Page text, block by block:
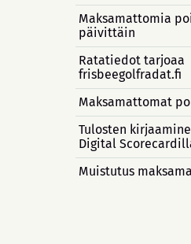
Maksamattomia
päivittäin
Ratatiedot tarjoaa
frisbeegolfradat.fi
Maksamattomat
Tulosten
Digital
Muistutus